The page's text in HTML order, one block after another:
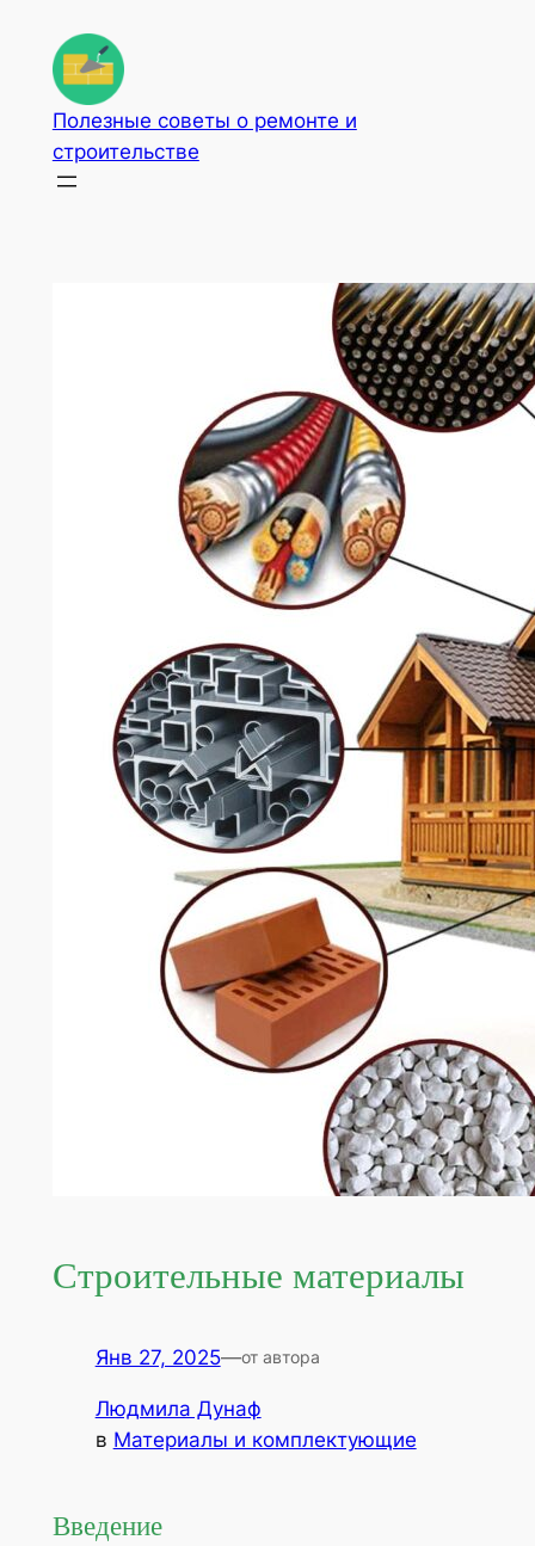
содержимому
Полезные советы о ремонте и
строительстве
Строительные материалы
Янв 27, 2025—от автора
Людмила Дунаф
в Материалы и комплектующие
Введение